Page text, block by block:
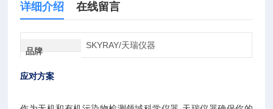
详细介绍 在线留言
品牌
SKYRAY/天瑞仪器
应对方案